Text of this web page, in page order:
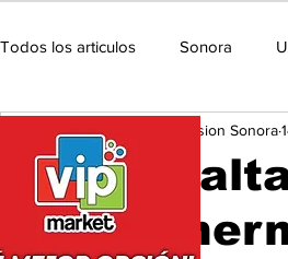
Todos los articulos Sonora
Seguridad Educación y
de
Expresion Sonora